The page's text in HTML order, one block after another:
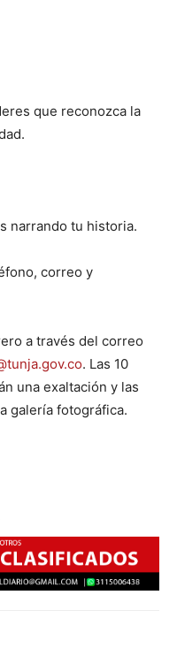
que reconozca la
narrando tu historia.
correo y
a través del correo
. Las 10
una exaltación y las
galería fotográfica.